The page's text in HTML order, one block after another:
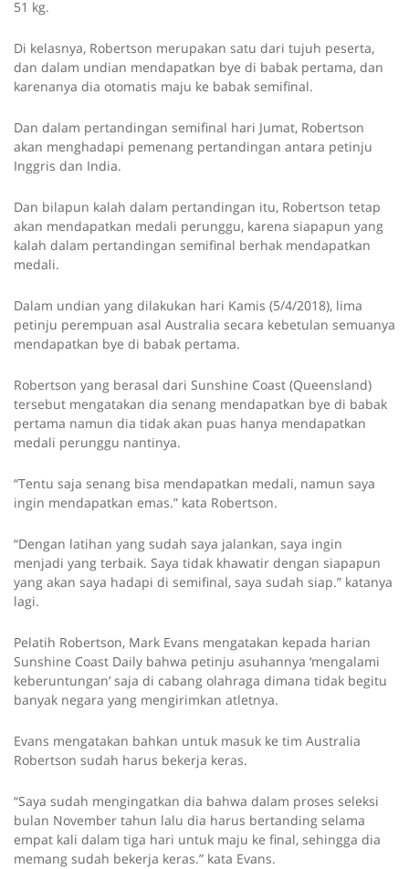
51 kg.
Di kelasnya, Robertson merupakan satu dari tujuh peserta,
dan dalam undian mendapatkan bye di babak pertama, dan
karenanya dia otomatis maju ke babak semifinal.
Dan dalam pertandingan semifinal hari Jumat, Robertson
akan menghadapi pemenang pertandingan antara petinju
Inggris dan India.
Dan bilapun kalah dalam pertandingan itu, Robertson tetap
akan mendapatkan medali perunggu, karena siapapun yang
kalah dalam pertandingan semifinal berhak mendapatkan
medali.
Dalam undian yang dilakukan hari Kamis (5/4/2018), lima
petinju perempuan asal Australia secara kebetulan semuanya
mendapatkan bye di babak pertama.
Robertson yang berasal dari Sunshine Coast (Queensland)
tersebut mengatakan dia senang mendapatkan bye di babak
pertama namun dia tidak akan puas hanya mendapatkan
medali perunggu nantinya.
“Tentu saja senang bisa mendapatkan medali, namun saya
ingin mendapatkan emas.” kata Robertson.
“Dengan latihan yang sudah saya jalankan, saya ingin
menjadi yang terbaik. Saya tidak khawatir dengan siapapun
yang akan saya hadapi di semifinal, saya sudah siap.” katanya
lagi.
Pelatih Robertson, Mark Evans mengatakan kepada harian
Sunshine Coast Daily bahwa petinju asuhannya ‘mengalami
keberuntungan’ saja di cabang olahraga dimana tidak begitu
banyak negara yang mengirimkan atletnya.
Evans mengatakan bahkan untuk masuk ke tim Australia
Robertson sudah harus bekerja keras.
“Saya sudah mengingatkan dia bahwa dalam proses seleksi
bulan November tahun lalu dia harus bertanding selama
empat kali dalam tiga hari untuk maju ke final, sehingga dia
memang sudah bekerja keras.” kata Evans.